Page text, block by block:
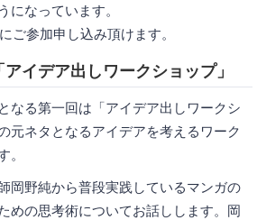
になっています。
ご参加申し込み頂けます。
イデア出しワークショップ」
なる第一回は「アイデア出しワークシ
元ネタとなるアイデアを考えるワーク
。
岡野純から普段実践しているマンガの
めの思考術についてお話しします。岡